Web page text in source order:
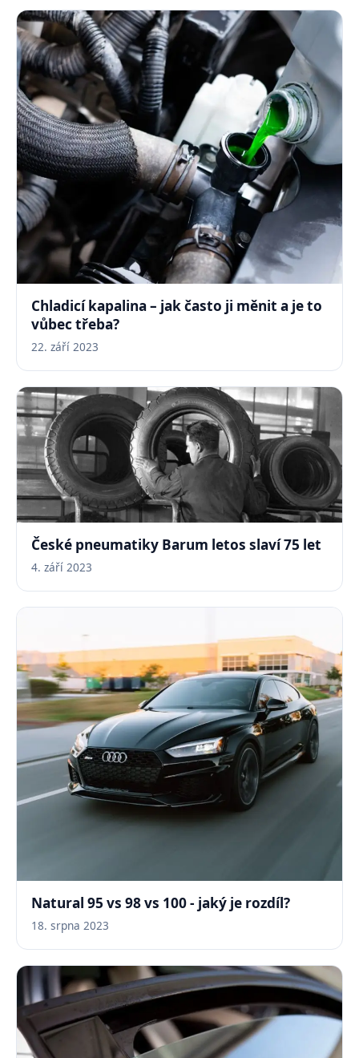
Chladicí kapalina – jak často ji měnit a je to
vůbec třeba?
22. září 2023
České pneumatiky Barum letos slaví 75 let
4. září 2023
Natural 95 vs 98 vs 100 - jaký je rozdíl?
18. srpna 2023